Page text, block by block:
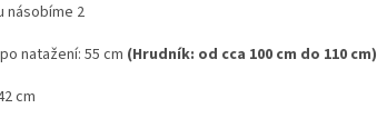
násobíme 2
natažení: 55 cm (Hrudník: od cca 100 cm do 110 cm)
cm